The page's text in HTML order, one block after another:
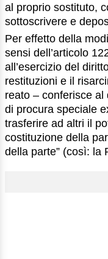
al proprio sostituto,
sottoscrivere e
Per effetto della
sensi dell’articolo
all’esercizio del
restituzioni e il
reato – conferisce
di procura speciale
trasferire ad altri il
costituzione della
della parte” (così: la